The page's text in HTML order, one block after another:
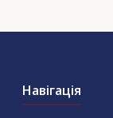
Навігація